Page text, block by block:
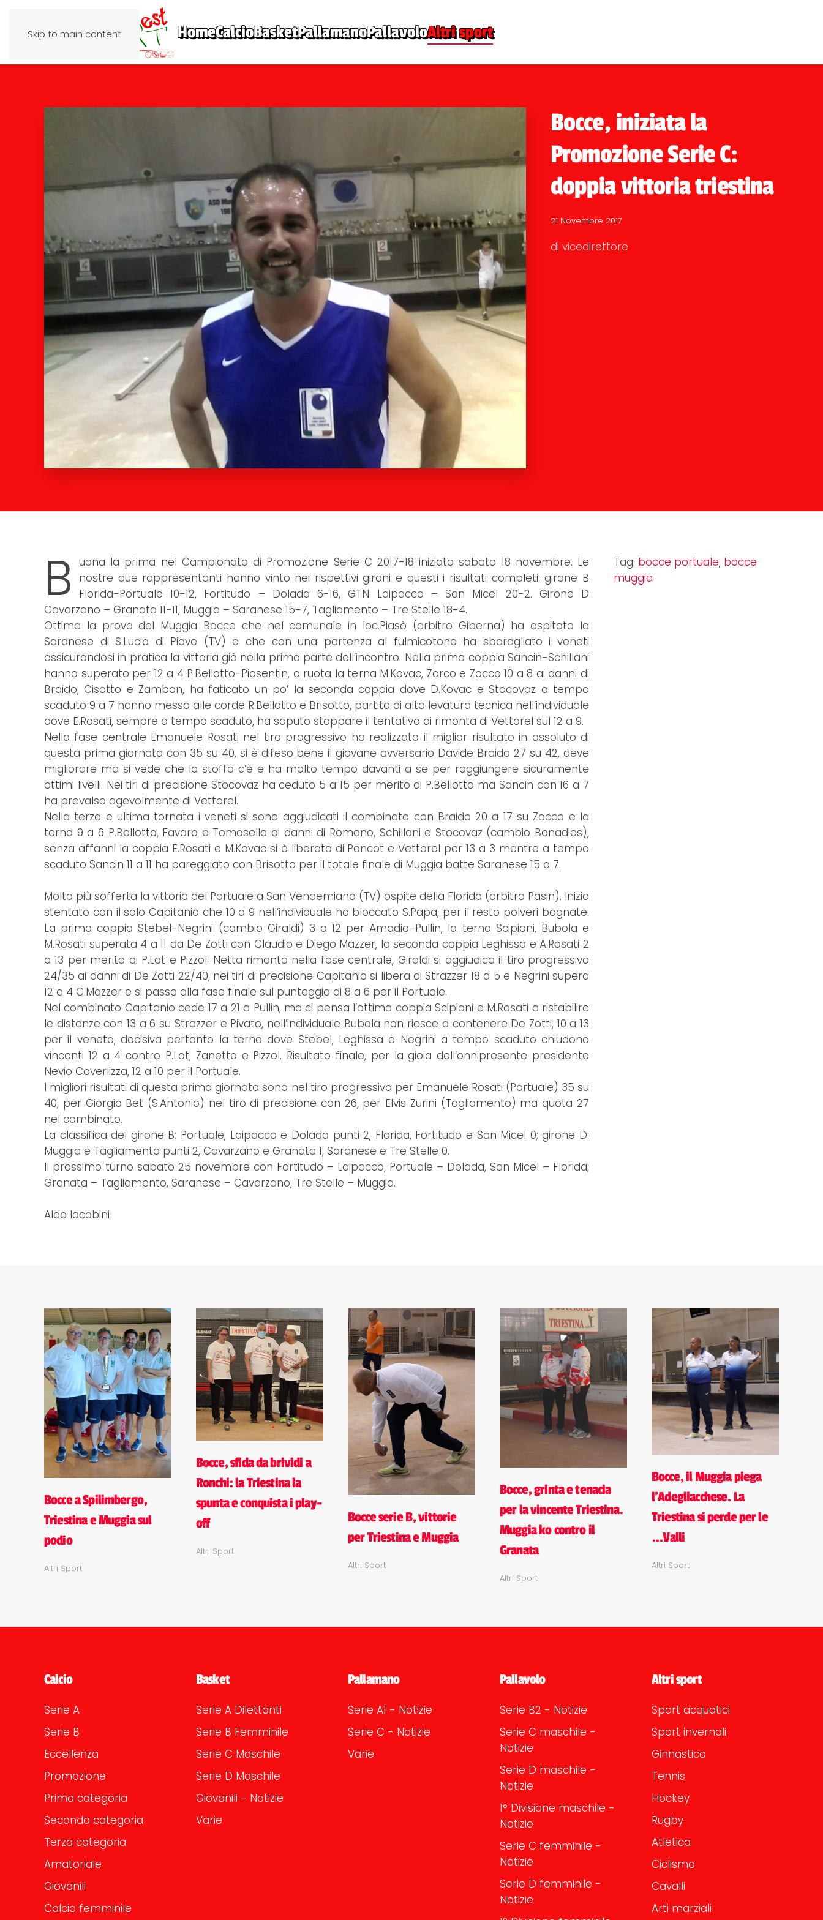
Skip to main content HomeCalcioBasketPallamanoPallavoloAltri sport
Bocce, iniziata la
Promozione Serie C:
doppia vittoria triestina
21 Novembre 2017
di vicedirettore
B uona la prima nel Campionato di Promozione Serie C 2017-18 iniziato sabato 18 novembre. Le
nostre due rappresentanti hanno vinto nei rispettivi gironi e questi i risultati completi: girone B
Florida-Portuale 10-12, Fortitudo – Dolada 6-16, GTN Laipacco – San Micel 20-2. Girone D
Cavarzano – Granata 11-11, Muggia – Saranese 15-7, Tagliamento – Tre Stelle 18-4.
Ottima la prova del Muggia Bocce che nel comunale in loc.Piasò (arbitro Giberna) ha ospitato la
Saranese di S.Lucia di Piave (TV) e che con una partenza al fulmicotone ha sbaragliato i veneti
assicurandosi in pratica la vittoria già nella prima parte dell’incontro. Nella prima coppia Sancin-Schillani
hanno superato per 12 a 4 P.Bellotto-Piasentin, a ruota la terna M.Kovac, Zorco e Zocco 10 a 8 ai danni di
Braido, Cisotto e Zambon, ha faticato un po’ la seconda coppia dove D.Kovac e Stocovaz a tempo
scaduto 9 a 7 hanno messo alle corde R.Bellotto e Brisotto, partita di alta levatura tecnica nell’individuale
dove E.Rosati, sempre a tempo scaduto, ha saputo stoppare il tentativo di rimonta di Vettorel sul 12 a 9.
Nella fase centrale Emanuele Rosati nel tiro progressivo ha realizzato il miglior risultato in assoluto di
questa prima giornata con 35 su 40, si è difeso bene il giovane avversario Davide Braido 27 su 42, deve
migliorare ma si vede che la stoffa c’è e ha molto tempo davanti a se per raggiungere sicuramente
ottimi livelli. Nei tiri di precisione Stocovaz ha ceduto 5 a 15 per merito di P.Bellotto ma Sancin con 16 a 7
ha prevalso agevolmente di Vettorel.
Nella terza e ultima tornata i veneti si sono aggiudicati il combinato con Braido 20 a 17 su Zocco e la
terna 9 a 6 P.Bellotto, Favaro e Tomasella ai danni di Romano, Schillani e Stocovaz (cambio Bonadies),
senza affanni la coppia E.Rosati e M.Kovac si è liberata di Pancot e Vettorel per 13 a 3 mentre a tempo
scaduto Sancin 11 a 11 ha pareggiato con Brisotto per il totale finale di Muggia batte Saranese 15 a 7.
Molto più sofferta la vittoria del Portuale a San Vendemiano (TV) ospite della Florida (arbitro Pasin). Inizio
stentato con il solo Capitanio che 10 a 9 nell’individuale ha bloccato S.Papa, per il resto polveri bagnate.
La prima coppia Stebel-Negrini (cambio Giraldi) 3 a 12 per Amadio-Pullin, la terna Scipioni, Bubola e
M.Rosati superata 4 a 11 da De Zotti con Claudio e Diego Mazzer, la seconda coppia Leghissa e A.Rosati 2
a 13 per merito di P.Lot e Pizzol. Netta rimonta nella fase centrale, Giraldi si aggiudica il tiro progressivo
24/35 ai danni di De Zotti 22/40, nei tiri di precisione Capitanio si libera di Strazzer 18 a 5 e Negrini supera
12 a 4 C.Mazzer e si passa alla fase finale sul punteggio di 8 a 6 per il Portuale.
Nel combinato Capitanio cede 17 a 21 a Pullin, ma ci pensa l’ottima coppia Scipioni e M.Rosati a ristabilire
le distanze con 13 a 6 su Strazzer e Pivato, nell’individuale Bubola non riesce a contenere De Zotti, 10 a 13
per il veneto, decisiva pertanto la terna dove Stebel, Leghissa e Negrini a tempo scaduto chiudono
vincenti 12 a 4 contro P.Lot, Zanette e Pizzol. Risultato finale, per la gioia dell’onnipresente presidente
Nevio Coverlizza, 12 a 10 per il Portuale.
I migliori risultati di questa prima giornata sono nel tiro progressivo per Emanuele Rosati (Portuale) 35 su
40, per Giorgio Bet (S.Antonio) nel tiro di precisione con 26, per Elvis Zurini (Tagliamento) ma quota 27
nel combinato.
La classifica del girone B: Portuale, Laipacco e Dolada punti 2, Florida, Fortitudo e San Micel 0; girone D:
Muggia e Tagliamento punti 2, Cavarzano e Granata 1, Saranese e Tre Stelle 0.
Il prossimo turno sabato 25 novembre con Fortitudo – Laipacco, Portuale – Dolada, San Micel – Florida;
Granata – Tagliamento, Saranese – Cavarzano, Tre Stelle – Muggia.
Aldo Iacobini
Tag: bocce portuale, bocce
muggia
Bocce a Spilimbergo,
Triestina e Muggia sul
podio
Altri Sport
Bocce, sfida da brividi a
Ronchi: la Triestina la
spunta e conquista i play-
off
Altri Sport
Bocce serie B, vittorie
per Triestina e Muggia
Altri Sport
Bocce, grinta e tenacia
per la vincente Triestina.
Muggia ko contro il
Granata
Altri Sport
Bocce, il Muggia piega
l'Adegliacchese. La
Triestina si perde per le
...Valli
Altri Sport
Calcio
Serie A
Serie B
Eccellenza
Promozione
Prima categoria
Seconda categoria
Terza categoria
Amatoriale
Giovanili
Calcio femminile
Basket
Serie A Dilettanti
Serie B Femminile
Serie C Maschile
Serie D Maschile
Giovanili - Notizie
Varie
Pallamano
Serie A1 - Notizie
Serie C - Notizie
Varie
Pallavolo
Serie B2 - Notizie
Serie C maschile -
Notizie
Serie D maschile -
Notizie
1° Divisione maschile -
Notizie
Serie C femminile -
Notizie
Serie D femminile -
Notizie
Altri sport
Sport acquatici
Sport invernali
Ginnastica
Tennis
Hockey
Rugby
Atletica
Ciclismo
Cavalli
Arti marziali